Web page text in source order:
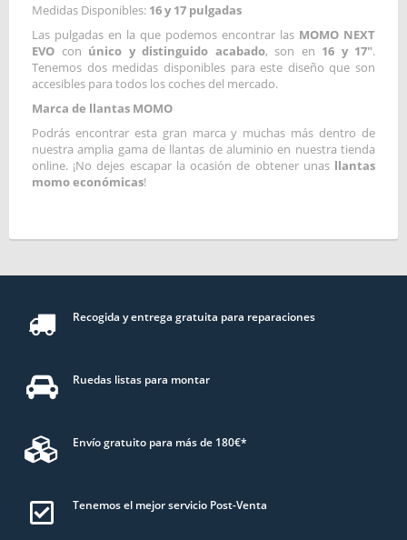
Medidas Disponibles: 16 y 17 pulgadas
Las pulgadas en la que podemos encontrar las MOMO NEXT
EVO con único y distinguido acabado, son en 16 y 17".
Tenemos dos medidas disponibles para este diseño que son
accesibles para todos los coches del mercado.
Marca de llantas MOMO
Podrás encontrar esta gran marca y muchas más dentro de
nuestra amplia gama de llantas de aluminio en nuestra tienda
online. ¡No dejes escapar la ocasión de obtener unas llantas
momo económicas!
Recogida y entrega gratuita para reparaciones
Ruedas listas para montar
Envío gratuito para más de 180€*
Tenemos el mejor servicio Post-Venta